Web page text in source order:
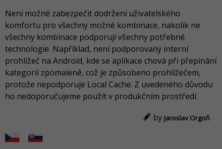
Není možné zabezpečit dodržení uživatelského
komfortu pro všechny možné kombinace, nakolik ne
všechny kombinace podporují všechny potřebné
technologie. Například, není podporovaný interní
prohlížeč na Android, kde se aplikace chová při přepínání
kategorií zpomaleně, což je způsobeno prohlížečem,
protože nepodporuje Local Cache. Z uvedeného důvodu
ho nedoporučujeme použít v produkčním prostředí.
by Jaroslav Orgoň